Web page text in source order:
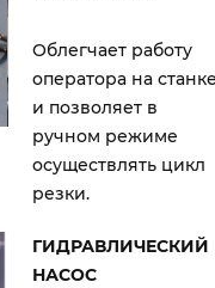
Облегчает работу
оператора на
и позволяет в
ручном режиме
осуществлять цикл
резки.
ГИДРАВЛИЧЕСКИЙ
НАСОС